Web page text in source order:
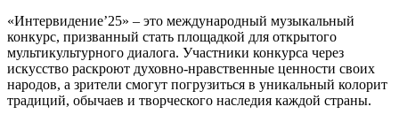
«Интервидение’25» – это международный музыкальный
конкурс, призванный стать площадкой для открытого
мультикультурного диалога. Участники конкурса через
искусство раскроют духовно-нравственные ценности своих
народов, а зрители смогут погрузиться в уникальный колорит
традиций, обычаев и творческого наследия каждой страны.